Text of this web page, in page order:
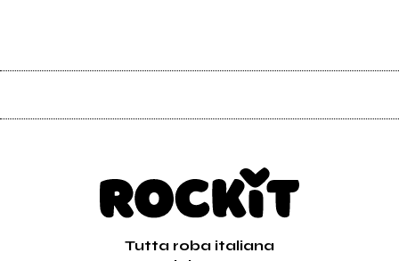
Tutta roba italiana